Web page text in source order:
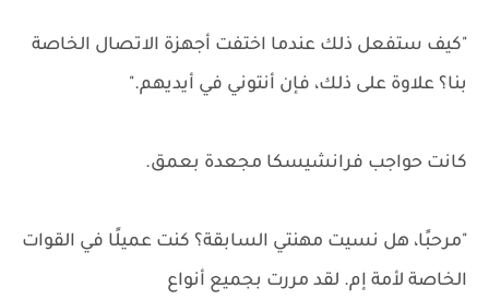
"كيف ستفعل ذلك عندما اختفت أجهزة الاتصال الخاصة
بنا؟ علاوة على ذلك، فإن أنتوني في أيديهم."
كانت حواجب فرانشيسكا مجعدة بعمق.
"مرحبًا، هل نسيت مهنتي السابقة؟ كنت عميلًا في القوات
الخاصة لأمة إم. لقد مررت بجميع أنواع